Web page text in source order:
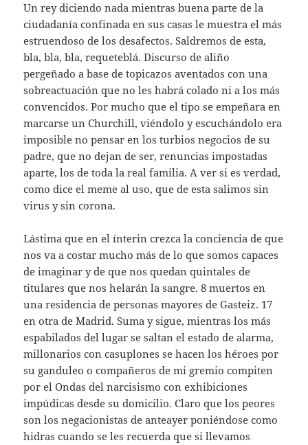
Un rey diciendo nada mientras buena parte de la
ciudadanía confinada en sus casas le muestra el más
estruendoso de los desafectos. Saldremos de esta,
bla, bla, bla, requeteblá. Discurso de aliño
pergeñado a base de topicazos aventados con una
sobreactuación que no les habrá colado ni a los más
convencidos. Por mucho que el tipo se empeñara en
marcarse un Churchill, viéndolo y escuchándolo era
imposible no pensar en los turbios negocios de su
padre, que no dejan de ser, renuncias impostadas
aparte, los de toda la real familia. A ver si es verdad,
como dice el meme al uso, que de esta salimos sin
virus y sin corona.
Lástima que en el ínterin crezca la conciencia de que
nos va a costar mucho más de lo que somos capaces
de imaginar y de que nos quedan quintales de
titulares que nos helarán la sangre. 8 muertos en
una residencia de personas mayores de Gasteiz. 17
en otra de Madrid. Suma y sigue, mientras los más
espabilados del lugar se saltan el estado de alarma,
millonarios con casuplones se hacen los héroes por
su ganduleo o compañeros de mi gremio compiten
por el Ondas del narcisismo con exhibiciones
impúdicas desde su domicilio. Claro que los peores
son los negacionistas de anteayer poniéndose como
hidras cuando se les recuerda que si llevamos